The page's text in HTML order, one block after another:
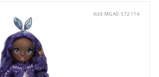
Kód: MGAE-572114